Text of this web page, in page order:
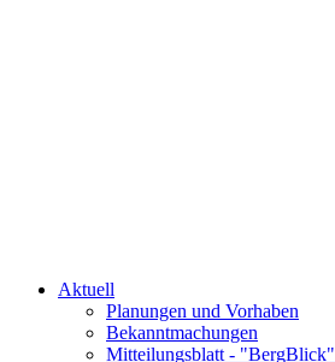
Aktuell
Planungen und Vorhaben
Bekanntmachungen
Mitteilungsblatt - "BergBlick"